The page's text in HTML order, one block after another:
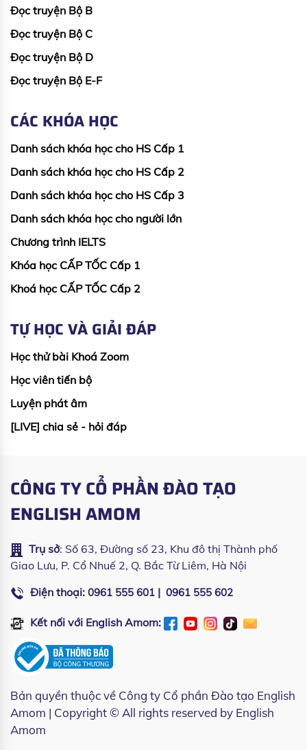
Đọc truyện Bộ B
Đọc truyện Bộ C
Đọc truyện Bộ D
Đọc truyện Bộ E-F
CÁC KHÓA HỌC
Danh sách khóa học cho HS Cấp 1
Danh sách khóa học cho HS Cấp 2
Danh sách khóa học cho HS Cấp 3
Danh sách khóa học cho người lớn
Chương trình IELTS
Khóa học CẤP TỐC Cấp 1
Khoá học CẤP TỐC Cấp 2
TỰ HỌC VÀ GIẢI ĐÁP
Học thử bài Khoá Zoom
Học viên tiến bộ
Luyện phát âm
[LIVE] chia sẻ - hỏi đáp
CÔNG TY CỔ PHẦN ĐÀO TẠO
ENGLISH AMOM
Trụ sở: Số 63, Đường số 23, Khu đô thị Thành phố
Giao Lưu, P. Cổ Nhuế 2, Q. Bắc Từ Liêm, Hà Nội
Điện thoại: 0961 555 601 | 0961 555 602
Kết nối với English Amom:
Bản quyền thuộc về Công ty Cổ phần Đào tạo English
Amom | Copyright © All rights reserved by English
Amom